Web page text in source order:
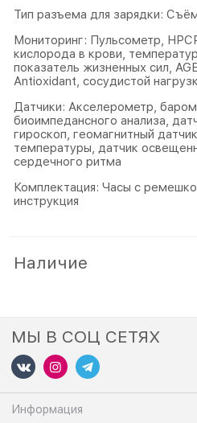
Тип разъема для зарядки:
Мониторинг: Пульсометр,
кислорода в крови,
показатель жизненных сил,
Antioxidant, сосудистой
Датчики: Акселерометр,
биоимпедансного анализа,
гироскоп, геомагнитный
температуры, датчик
сердечного ритма
Комплектация: Часы с
инструкция
Наличие
МЫ В СОЦ СЕТЯХ
Информация